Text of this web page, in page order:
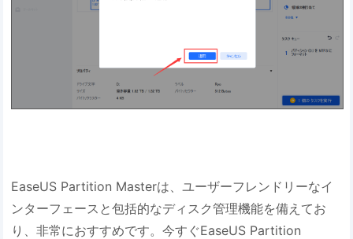
EaseUS Partition Masterは、ユーザーフレンドリーなイ
ンターフェースと包括的なディスク管理機能を備えてお
り、非常におすすめです。今すぐEaseUS Partition